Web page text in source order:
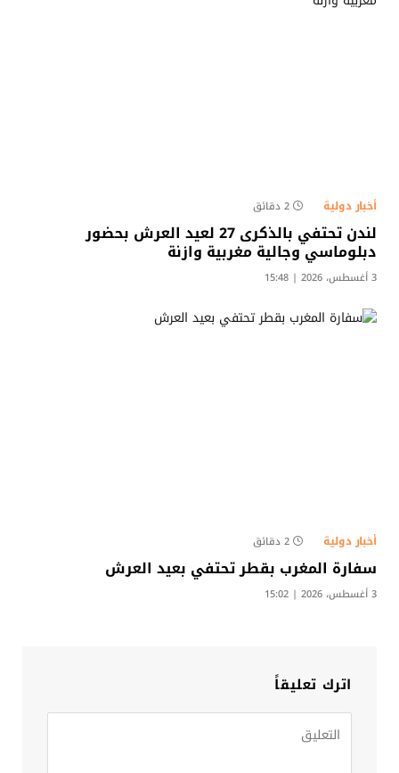
أخبار دولية 2 دقائق
لندن تحتفي بالذكرى 27 لعيد العرش بحضور
دبلوماسي وجالية مغربية وازنة
3 أغسطس، 2026 | 15:48
أخبار دولية 2 دقائق
سفارة المغرب بقطر تحتفي بعيد العرش
3 أغسطس، 2026 | 15:02
اترك تعليقاً